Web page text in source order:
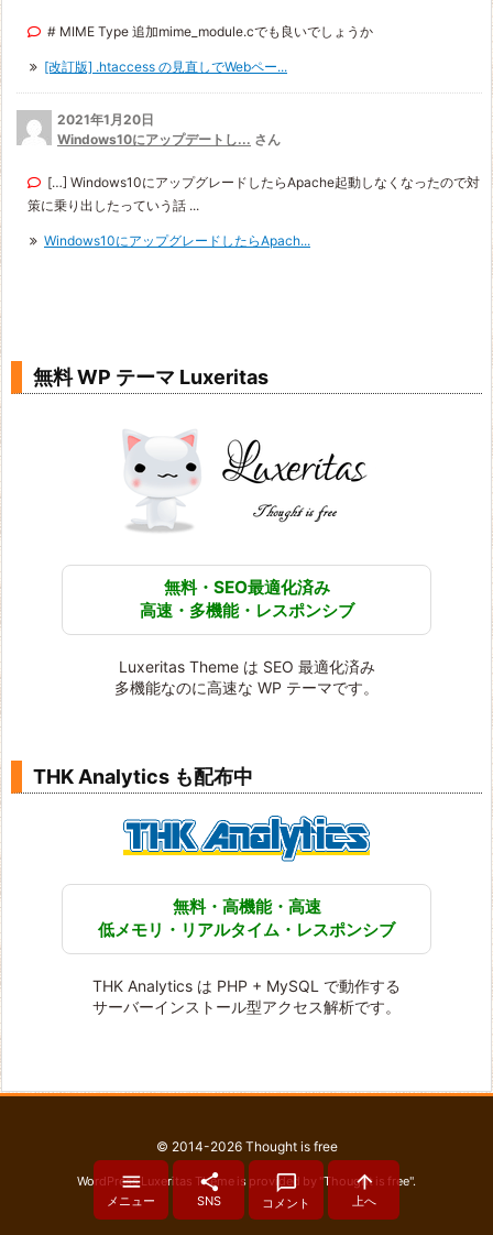
# MIME Type 追加mime_module.cでも良いでしょうか
[改訂版] .htaccess の見直しでWebペー...
2021年1月20日
Windows10にアップデートし... さん
[…] Windows10にアップグレードしたらApache起動しなくなったので対
策に乗り出したっていう話 ...
Windows10にアップグレードしたらApach...
無料 WP テーマ Luxeritas
無料・SEO最適化済み
高速・多機能・レスポンシブ
Luxeritas Theme は SEO 最適化済み
多機能なのに高速な WP テーマです。
THK Analytics も配布中
無料・高機能・高速
低メモリ・リアルタイム・レスポンシブ
THK Analytics は PHP + MySQL で動作する
サーバーインストール型アクセス解析です。
© 2014-2026 Thought is free
WordPress Luxeritas Theme is provided by "Thought is free".

メニュー

SNS

コメント

上へ